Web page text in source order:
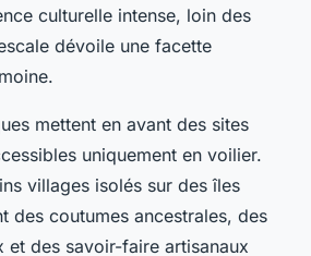
culturelle intense, loin des
dévoile une facette
mettent en avant des sites
uniquement en voilier.
villages isolés sur des îles
des coutumes ancestrales, des
et des savoir-faire artisanaux